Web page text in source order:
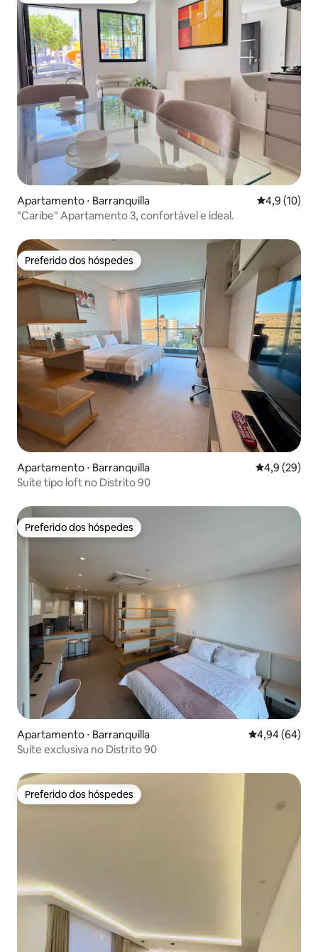
Apartamento ⋅ Barranquilla 4,9 de uma
4,9 (10)
"Caribe" Apartamento 3, confortável e ideal.
Preferido dos hóspedes
Preferido dos hóspedes
Apartamento ⋅ Barranquilla 4,9 de uma
4,9 (29)
Suíte tipo loft no Distrito 90
Preferido dos hóspedes
Preferido dos hóspedes
Apartamento ⋅ Barranquilla 4,94 de uma
4,94 (64)
Suíte exclusiva no Distrito 90
Preferido dos hóspedes
Preferido dos hóspedes